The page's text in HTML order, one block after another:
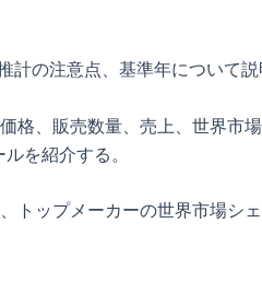
の注意点、基準年について説
格、販売数量、売上、世界市
を紹介する。
トップメーカーの世界市場シ